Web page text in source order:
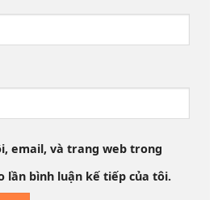
email, và trang web trong
lần bình luận kế tiếp của tôi.